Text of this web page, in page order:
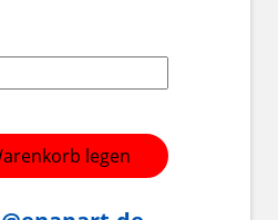
legen